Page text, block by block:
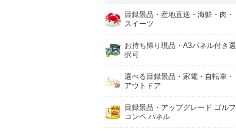
目録景品・産地直送・海鮮・肉・
スイーツ
お持ち帰り現品・A3パネル付き選
択可
選べる目録景品・家電・自転車・
アウトドア
目録景品・アップグレード ゴルフ
コンペ パネル